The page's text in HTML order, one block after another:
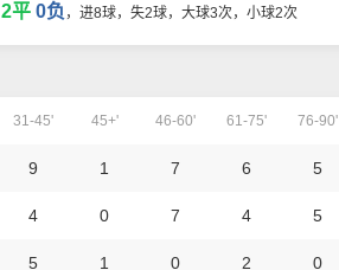
2平 0负 ，进8球，失2球，大球3次，小球2次
31-45' 45+' 46-60' 61-75' 76-90'
9 1 7 6 5
4 0 7 4 5
5 1 0 2 0